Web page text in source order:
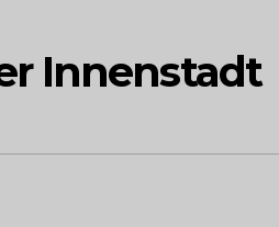
Innenstadt